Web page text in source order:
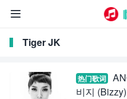

Tiger JK
热门歌词
비지 (Bizzy)